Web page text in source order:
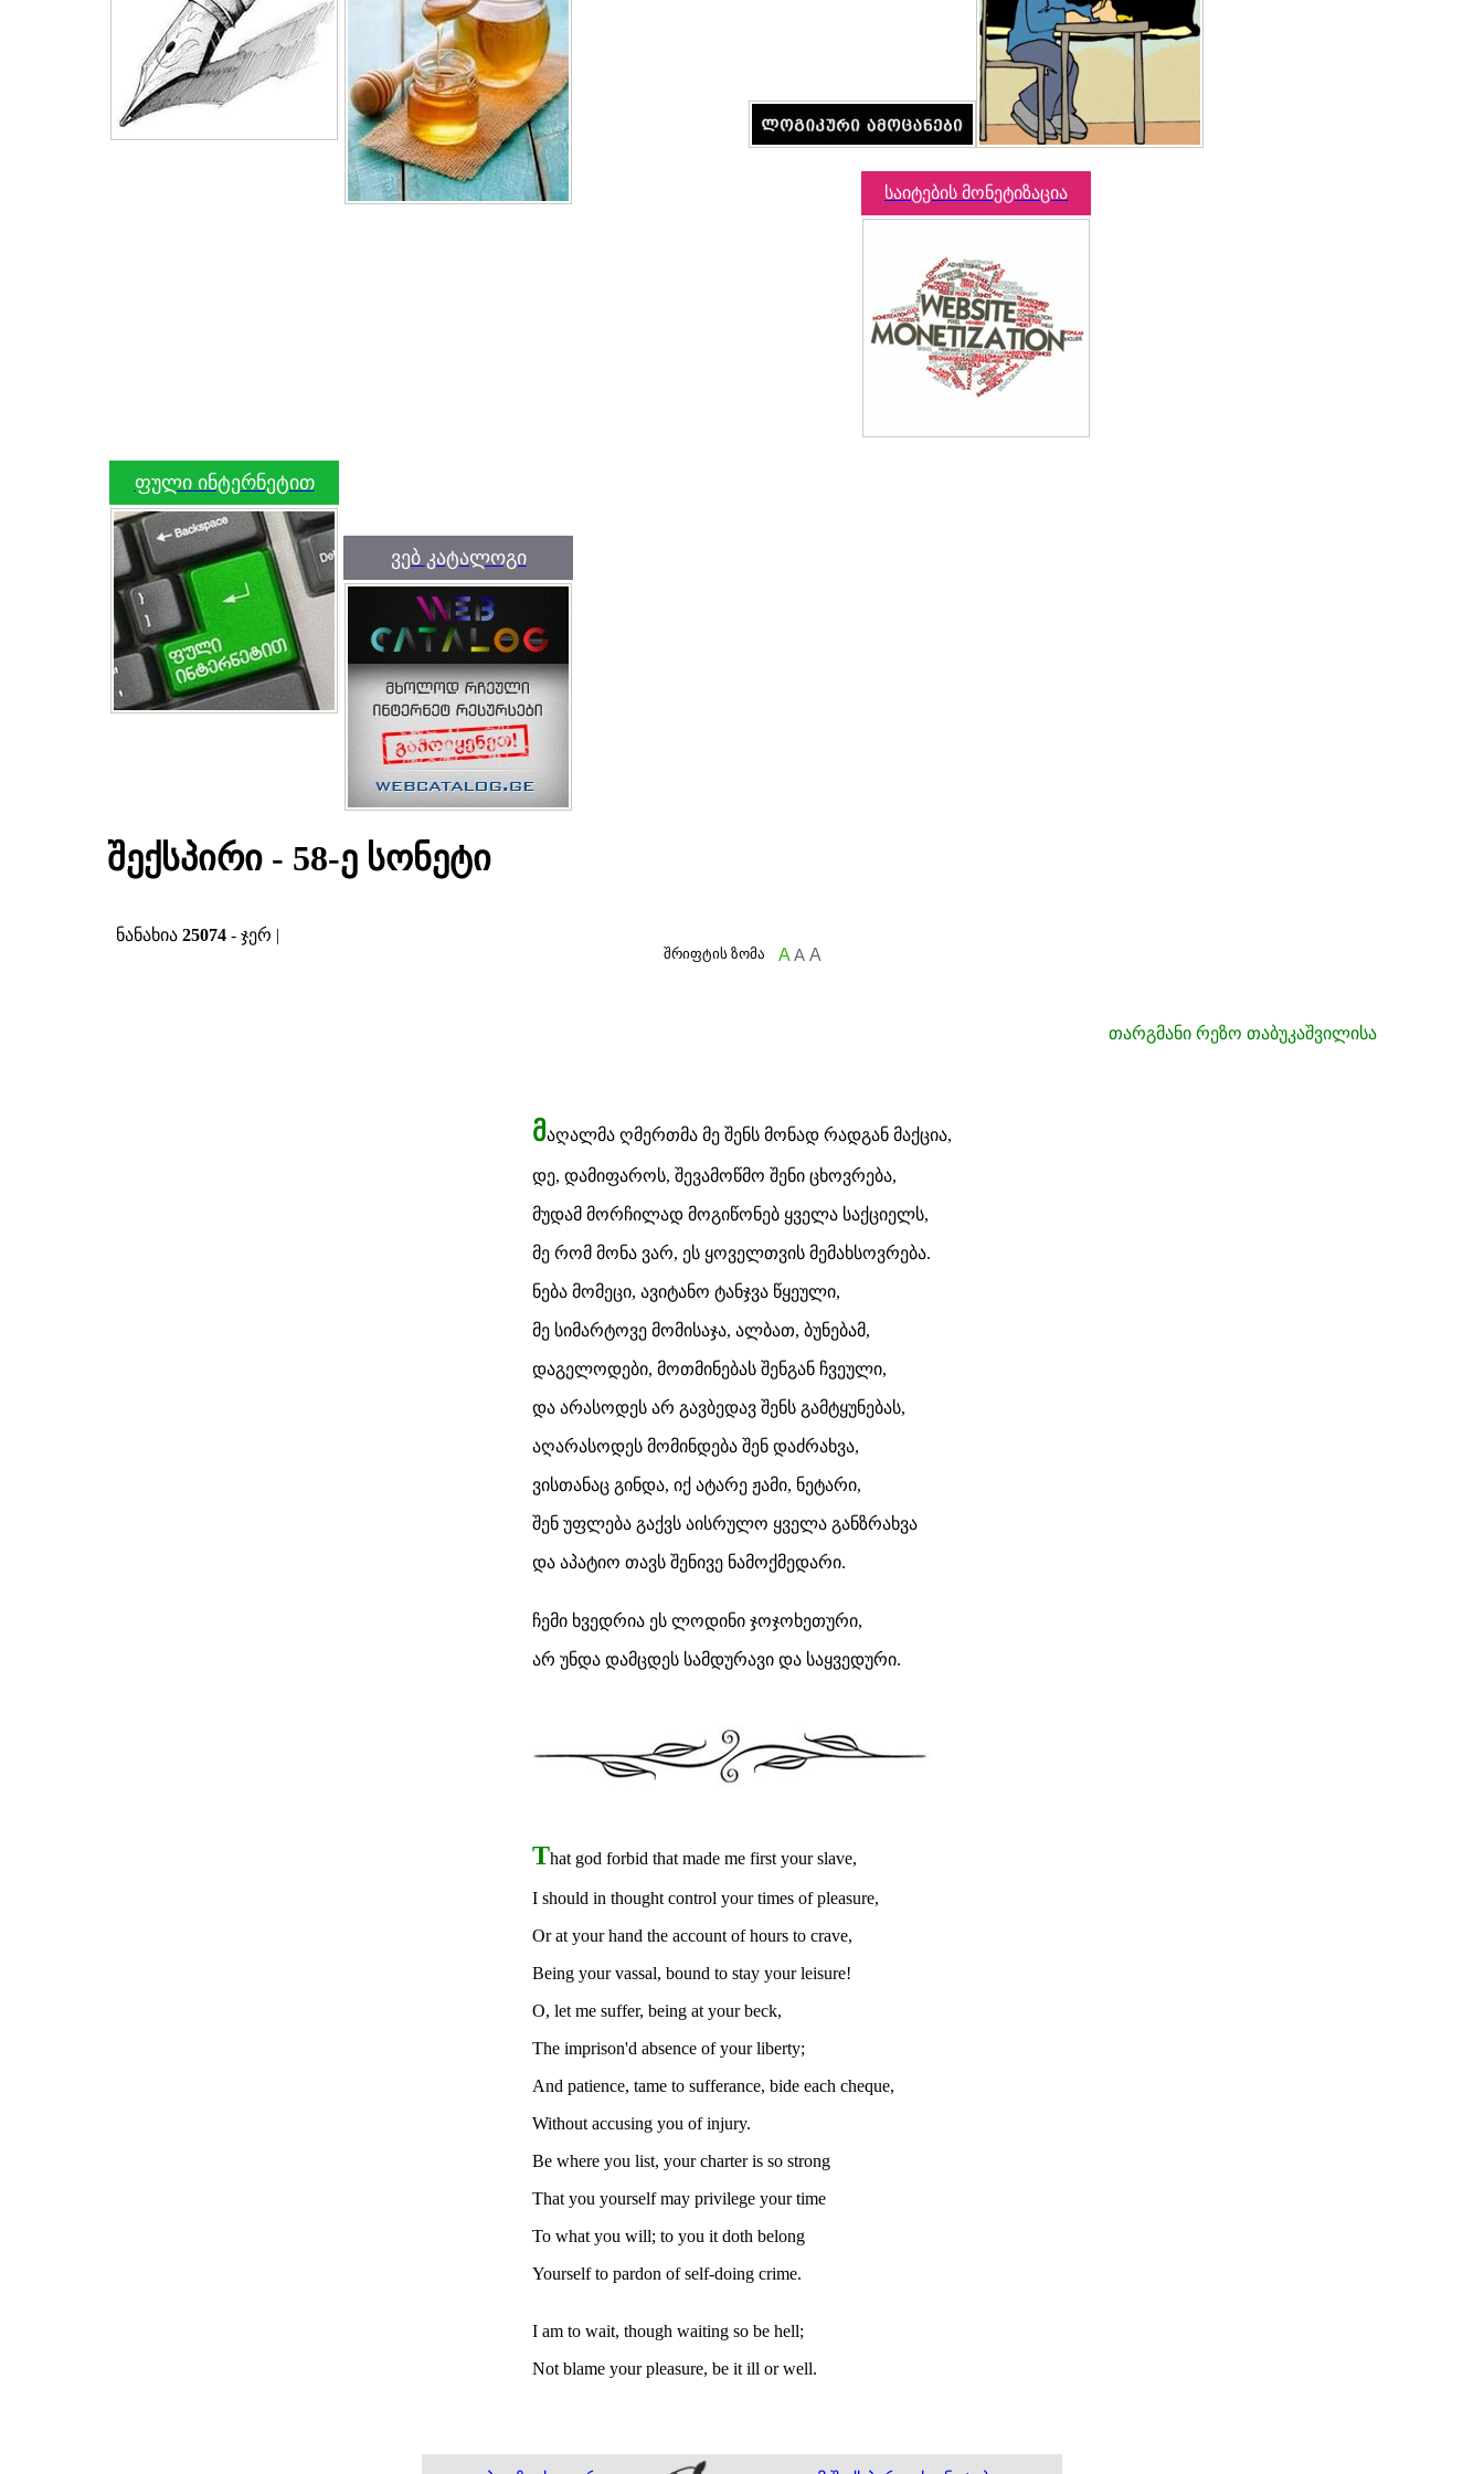
საიტების მონეტიზაცია
ფული ინტერნეტით
ვებ კატალოგი
შექსპირი - 58-ე სონეტი
ნანახია 25074 - ჯერ |
შრიფტის ზომა A A A
თარგმანი რეზო თაბუკაშვილისა
მაღალმა ღმერთმა მე შენს მონად რადგან მაქცია,
დე, დამიფაროს, შევამოწმო შენი ცხოვრება,
მუდამ მორჩილად მოგიწონებ ყველა საქციელს,
მე რომ მონა ვარ, ეს ყოველთვის მემახსოვრება.
ნება მომეცი, ავიტანო ტანჯვა წყეული,
მე სიმარტოვე მომისაჯა, ალბათ, ბუნებამ,
დაგელოდები, მოთმინებას შენგან ჩვეული,
და არასოდეს არ გავბედავ შენს გამტყუნებას,
აღარასოდეს მომინდება შენ დაძრახვა,
ვისთანაც გინდა, იქ ატარე ჟამი, ნეტარი,
შენ უფლება გაქვს აისრულო ყველა განზრახვა
და აპატიო თავს შენივე ნამოქმედარი.
ჩემი ხვედრია ეს ლოდინი ჯოჯოხეთური,
არ უნდა დამცდეს სამდურავი და საყვედური.
That god forbid that made me first your slave,
I should in thought control your times of pleasure,
Or at your hand the account of hours to crave,
Being your vassal, bound to stay your leisure!
O, let me suffer, being at your beck,
The imprison'd absence of your liberty;
And patience, tame to sufferance, bide each cheque,
Without accusing you of injury.
Be where you list, your charter is so strong
That you yourself may privilege your time
To what you will; to you it doth belong
Yourself to pardon of self-doing crime.
I am to wait, though waiting so be hell;
Not blame your pleasure, be it ill or well.